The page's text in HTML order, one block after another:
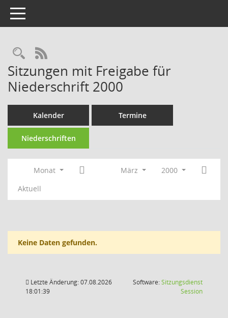
Toggle navigation
Rechercheauswahl
RSS-Feed
Sitzungen mit Freigabe für
Niederschrift 2000
Kalender Termine
Niederschriften
Monat März
2000
Aktuell
Keine Daten gefunden.
Letzte Änderung: 07.08.2026
18:01:39
Software:Sitzungsdienst
Session(Wird in